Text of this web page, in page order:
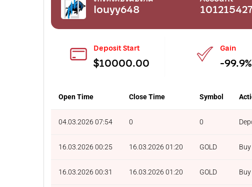
louyy648
Deposit Start
$10000.00
Gain
-99.9%
Open Time Close Time Symbol
04.03.2026 07:54 0 0
16.03.2026 00:25 16.03.2026 01:20 GOLD Buy
16.03.2026 00:31 16.03.2026 01:20 GOLD Buy